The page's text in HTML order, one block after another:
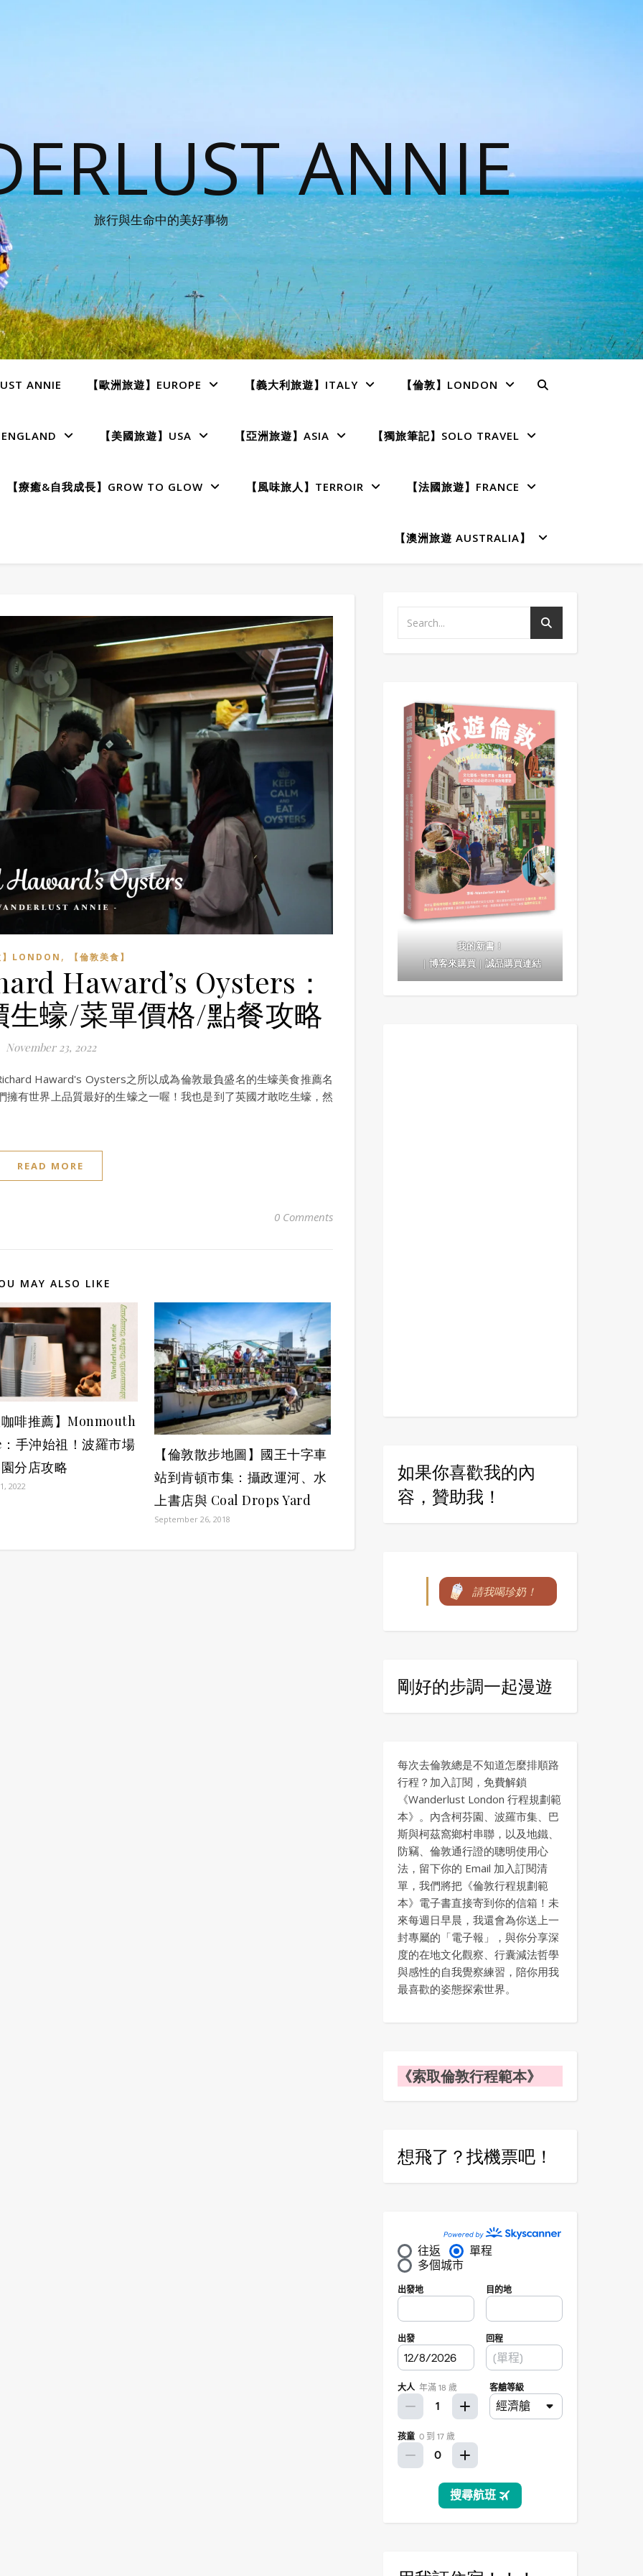
ANNIE
旅行與生命中的美好事物
ANNIE 【歐洲旅遊】EUROPE 【義大利旅遊】ITALY 【倫敦】LONDON
【美國旅遊】USA 【亞洲旅遊】ASIA 【獨旅筆記】SOLO TRAVEL
【療癒&自我成長】GROW TO GLOW 【風味旅人】TERROIR 【法國旅遊】FRANCE
【澳洲旅遊 AUSTRALIA】
】LONDON , 【倫敦美食】
Haward’s Oysters：
蠔/菜單價格/點餐攻略
November 23, 2022
Haward's Oysters之所以成為倫敦最負盛名的生蠔美食推薦名
有世界上品質最好的生蠔之一喔！我也是到了英國才敢吃生蠔，然
READ MORE
0 Comments
MAY ALSO LIKE
啡推薦】Monmouth
手沖始祖！波羅市場
分店攻略
2022
【倫敦散步地圖】國王十字車
站到肯頓市集：攝政運河、水
上書店與 Coal Drops Yard
September 26, 2018
我的新書！
｜博客來購買｜誠品購買連結
如果你喜歡我的內
容，贊助我！
請我喝珍奶！
剛好的步調一起漫遊
每次去倫敦總是不知道怎麼排順路
行程？加入訂閱，免費解鎖
《Wanderlust London 行程規劃範
本》。內含柯芬園、波羅市集、巴
斯與柯茲窩鄉村串聯，以及地鐵、
防竊、倫敦通行證的聰明使用心
法，留下你的 Email 加入訂閱清
單，我們將把《倫敦行程規劃範
本》電子書直接寄到你的信箱！未
來每週日早晨，我還會為你送上一
封專屬的「電子報」，與你分享深
度的在地文化觀察、行囊減法哲學
與感性的自我覺察練習，陪你用我
最喜歡的姿態探索世界。
《索取倫敦行程範本》
想飛了？找機票吧！